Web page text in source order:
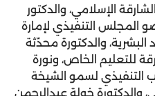
الإسلامي، والدكتور
التنفيذي لإمارة
البشرية، والدكتورة محدّثة
للتعليم الخاص، ونورة
التنفيذي لسمو الشيخة
والدكتورة خولة عبدالرحمن